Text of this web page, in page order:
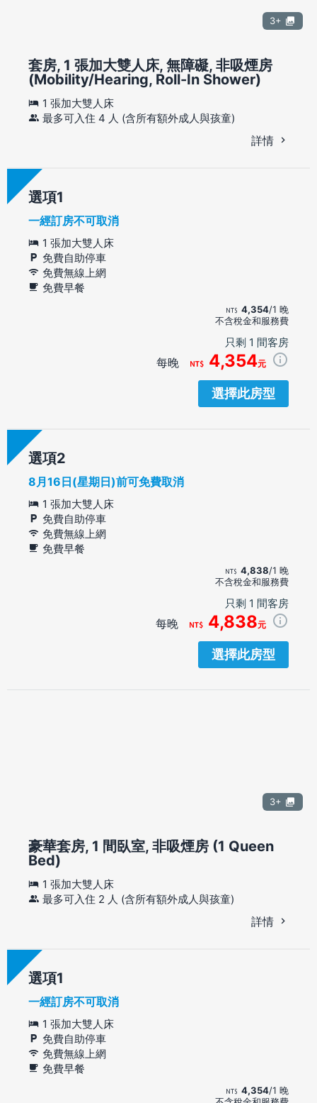
3+
套房, 1 張加大雙人床, 無障礙, 非吸煙房
(Mobility/Hearing, Roll-In Shower)
1 張加大雙人床
最多可入住 4 人 (含所有額外成人與孩童)
詳情
選項
一經訂房不可取消
1 張加大雙人床
免費自助停車
免費無線上網
免費早餐
4,354/1 晚
不含稅金和服務費
只剩 1 間客房
每晚 4,354元
選擇此房型
選項
8月16日(星期日)前可免費取消
1 張加大雙人床
免費自助停車
免費無線上網
免費早餐
4,838/1 晚
不含稅金和服務費
只剩 1 間客房
每晚 4,838元
選擇此房型
3+
豪華套房, 1 間臥室, 非吸煙房 (1 Queen
Bed)
1 張加大雙人床
最多可入住 2 人 (含所有額外成人與孩童)
詳情
選項
一經訂房不可取消
1 張加大雙人床
免費自助停車
免費無線上網
免費早餐
4,354/1 晚